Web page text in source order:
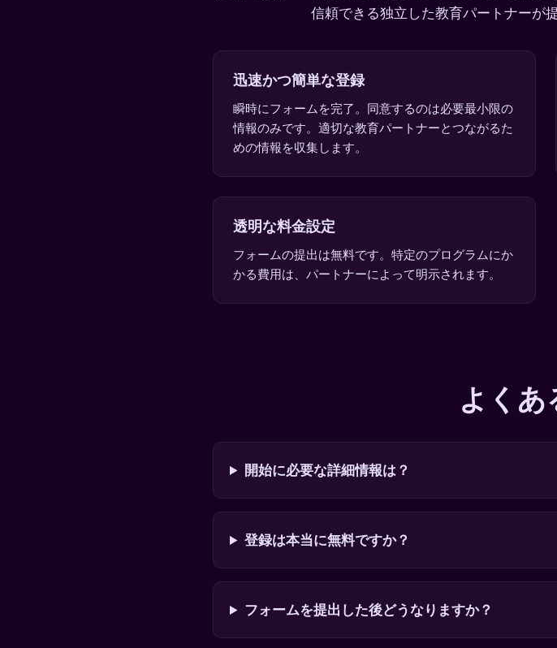
信頼できる独立した教育パートナーが
迅速かつ簡単な登録
瞬時にフォームを完了。同意するのは必要最小限の
情報のみです。適切な教育パートナーとつながるた
めの情報を収集します。
透明な料金設定
フォームの提出は無料です。特定のプログラムにか
かる費用は、パートナーによって明示されます。
よくあ
開始に必要な詳細情報は？
登録は本当に無料ですか？
フォームを提出した後どうなりますか？